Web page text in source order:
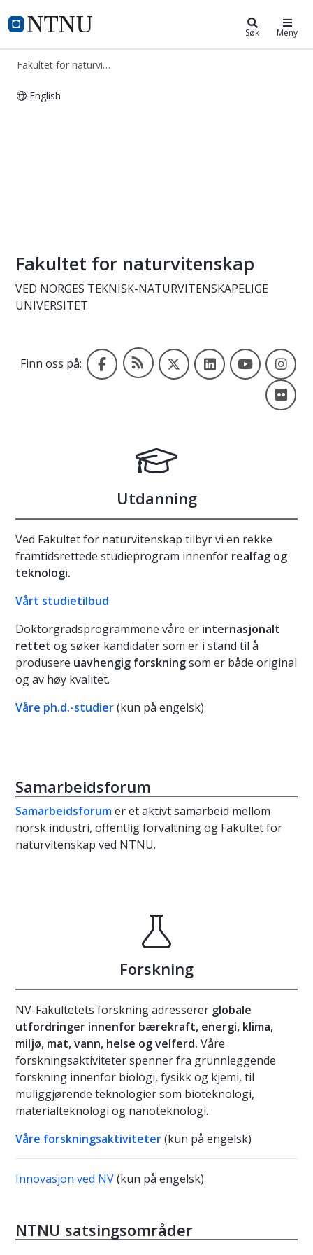
NTNU Hjemmeside
Fakultet for naturvitenskapSøk Meny
Fakultet for naturvitenskap
English
Fakultet for naturvitenskap
VED NORGES TEKNISK-NATURVITENSKAPELIGE
UNIVERSITET
Finn oss på: FacebookBlogg X LinkedInYouTube
Utdanning
Ved Fakultet for naturvitenskap tilbyr vi en rekke
framtidsrettede studieprogram innenfor realfag og
teknologi.
Vårt studietilbud
Doktorgradsprogrammene våre er internasjonalt
rettet og søker kandidater som er i stand til å
produsere uavhengig forskningsom er både original
og av høy kvalitet.
Våre ph.d.-studier(kun på engelsk)
Samarbeidsforum
Samarbeidsforumer et aktivt samarbeid mellom
norsk industri, offentlig forvaltning og Fakultet for
naturvitenskap ved NTNU.
Forskning
NV-Fakultetets forskning adresserer globale
utfordringer innenfor bærekraft, energi, klima,
miljø, mat, vann, helse og velferd. Våre
forskningsaktiviteter spenner fra grunnleggende
forskning innenfor biologi, fysikk og kjemi, til
muliggjørende teknologier som bioteknologi,
materialteknologi og nanoteknologi.
Våre forskningsaktiviteter(kun på engelsk)
Innovasjon ved NV(kun på engelsk)
NTNU satsingsområder